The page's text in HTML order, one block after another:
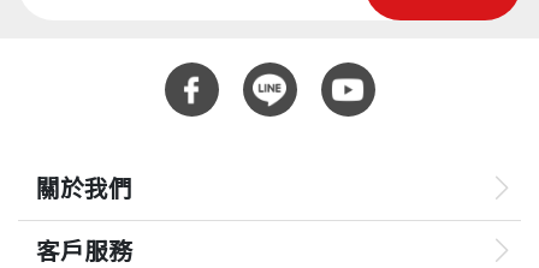
關於我們
客戶服務